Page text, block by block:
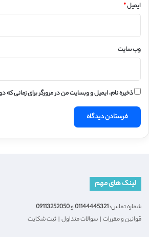
ایمیل*
وب‌ سایت
ذخیره نام، ایمیل و وبسایت من در مرورگر برای زمانی
لینک های مهم
شماره تماس:01144445321و09113252050
قوانین و مقررات | سوالات متداول | ثبت شکایت